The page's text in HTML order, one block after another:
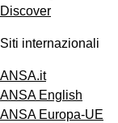
Discover
Siti internazionali
ANSA.it
ANSA English
ANSA Europa-UE